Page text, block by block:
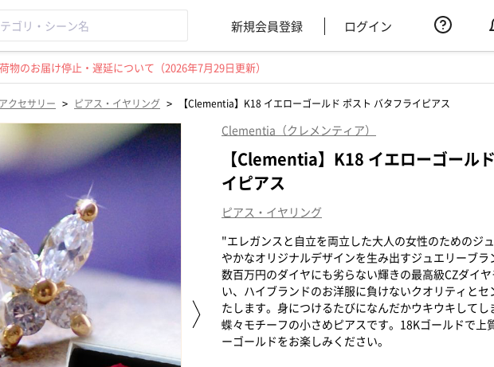
新規会員登録 ログイン
物のお届け停止・遅延について（2026年7月29日更新）
クセサリー > ピアス・イヤリング > 【Clementia】K18 イエローゴールド ポスト バタフライピアス
Clementia（クレメンティア）
【Clementia】K18 イエローゴール
イピアス
ピアス・イヤリング
"エレガンスと自立を両立した大人の女性のためのジ
やかなオリジナルデザインを生み出すジュエリーブラ
数百万円のダイヤにも劣らない輝きの最高級CZダイ
い、ハイブランドのお洋服に負けないクオリティと
たします。身につけるたびになんだかウキウキして
蝶々モチーフの小さめピアスです。18Kゴールドで上
ーゴールドをお楽しみください。